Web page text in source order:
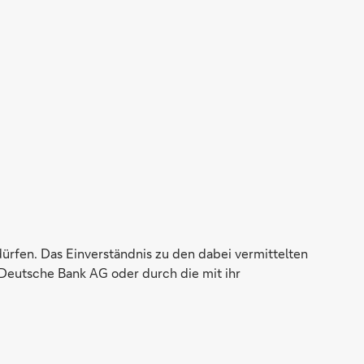
Das Einverständnis zu den dabei vermittelten
Bank AG oder durch die mit ihr